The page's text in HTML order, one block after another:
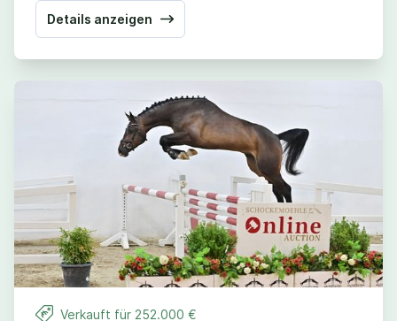
Details anzeigen
Verkauft für 252.000 €